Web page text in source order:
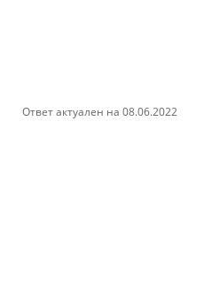
Ответ актуален на 08.06.2022